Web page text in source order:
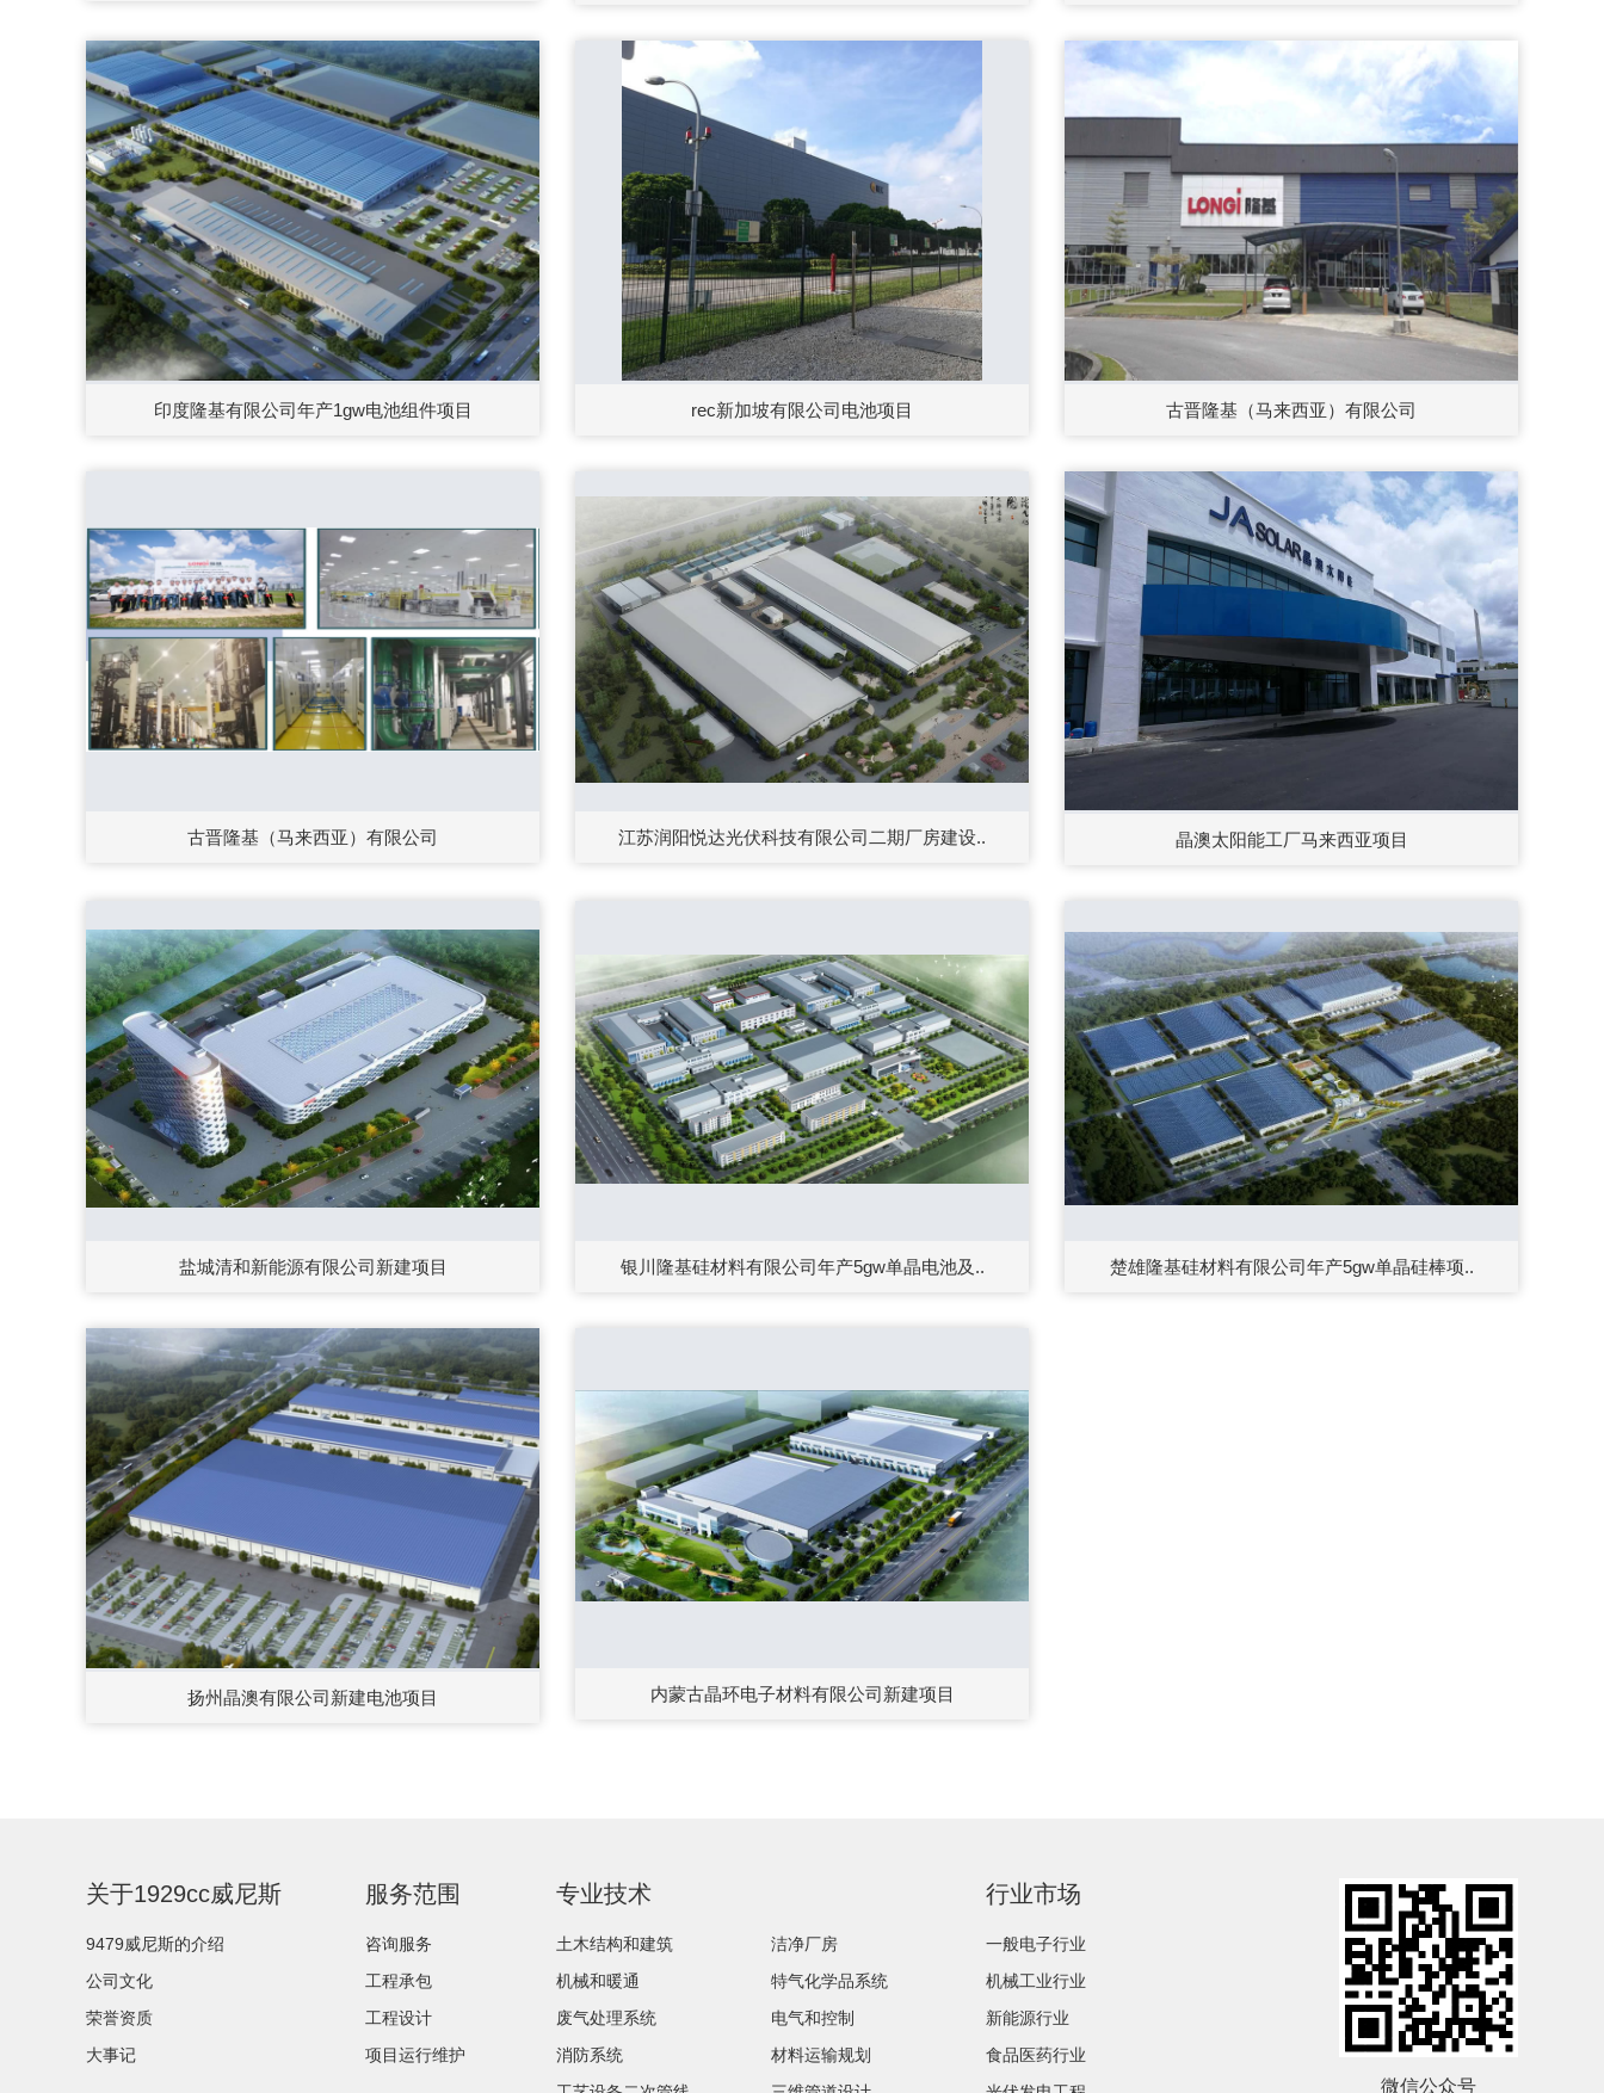
印度隆基有限公司年产1gw电池组件项目 rec新加坡有限公司电池项目 古晋隆基（马来西亚）有限公司
古晋隆基（马来西亚）有限公司 江苏润阳悦达光伏科技有限公司二期厂房建设.. 晶澳太阳能工厂马来西亚项目
盐城清和新能源有限公司新建项目 银川隆基硅材料有限公司年产5gw单晶电池及.. 楚雄隆基硅材料有限公司年产5gw单晶硅棒项..
扬州晶澳有限公司新建电池项目 内蒙古晶环电子材料有限公司新建项目
关于1929cc威尼斯
9479威尼斯的介绍
公司文化
荣誉资质
大事记
服务范围
咨询服务
工程承包
工程设计
项目运行维护
专业技术
土木结构和建筑
洁净厂房
机械和暖通
特气化学品系统
废气处理系统
电气和控制
消防系统
材料运输规划
行业市场
一般电子行业
机械工业行业
新能源行业
食品医药行业
微信公众号